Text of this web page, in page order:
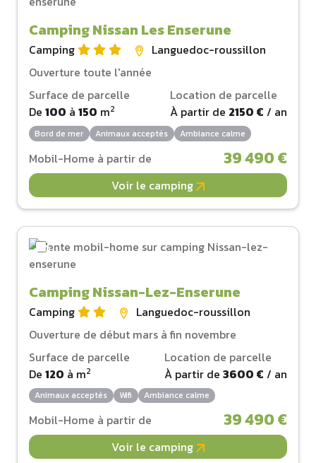
Camping Nissan Les Enserune
Camping
Languedoc-roussillon
Ouverture toute l'année
Surface de parcelle
De 100 à 150 m2
Location de parcelle
À partir de 2150 € / an
Bord de mer Animaux acceptés Ambiance calme
Mobil-Home à partir de 39 490 €
Voir le camping
Camping Nissan-Lez-Enserune
Camping
Languedoc-roussillon
Ouverture de début mars à fin novembre
Surface de parcelle
De 120 à m2
Location de parcelle
À partir de 3600 € / an
Animaux acceptés Wifi Ambiance calme
Mobil-Home à partir de 39 490 €
Voir le camping